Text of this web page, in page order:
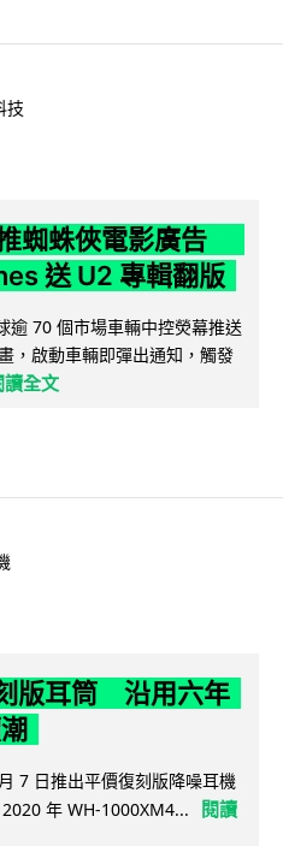
技
蜘蛛俠電影廣告
送 U2 專輯翻版
逾 70 個市場車輛中控熒幕推送
，啟動車輛即彈出通知，觸發
讀全文
版耳筒 沿用六年
7 日推出平價復刻版降噪耳機
年 WH-1000XM4...
閱讀